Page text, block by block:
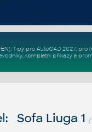
. Tipy pro AutoCAD 2027, pro
. Kompletní příkazya
Sofa Liuga 1